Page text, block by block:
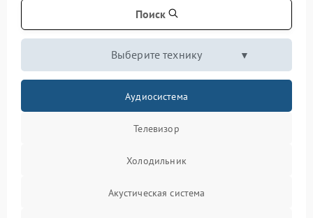
Поиск
Выберите технику
Аудиосистема
Телевизор
Холодильник
Акустическая система